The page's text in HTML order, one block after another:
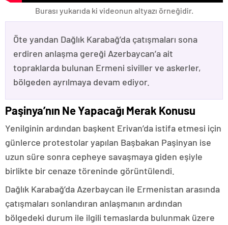
Burası yukarıda ki videonun altyazı örneğidir.
Öte yandan Dağlık Karabağ’da çatışmaları sona
erdiren anlaşma gereği Azerbaycan’a ait
topraklarda bulunan Ermeni siviller ve askerler,
bölgeden ayrılmaya devam ediyor.
Paşinya’nın Ne Yapacağı Merak Konusu
Yenilginin ardından başkent Erivan’da istifa etmesi için
günlerce protestolar yapılan Başbakan Paşinyan ise
uzun süre sonra cepheye savaşmaya giden eşiyle
birlikte bir cenaze töreninde görüntülendi.
Dağlık Karabağ’da Azerbaycan ile Ermenistan arasında
çatışmaları sonlandıran anlaşmanın ardından
bölgedeki durum ile ilgili temaslarda bulunmak üzere